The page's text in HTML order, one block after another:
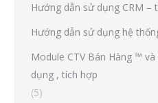
Hướng dẫn sử dụng CRM –
Hướng dẫn sử dụng hệ
Module CTV Bán Hàng ™
dụng , tích hợp
(5)